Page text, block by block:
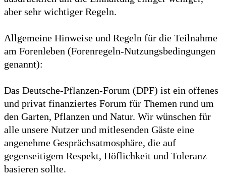
aber sehr wichtiger Regeln.
Allgemeine Hinweise und Regeln für die Teilnahme
am Forenleben (Forenregeln-Nutzungsbedingungen
genannt):
Das Deutsche-Pflanzen-Forum (DPF) ist ein offenes
und privat finanziertes Forum für Themen rund um
den Garten, Pflanzen und Natur. Wir wünschen für
alle unsere Nutzer und mitlesenden Gäste eine
angenehme Gesprächsatmosphäre, die auf
gegenseitigem Respekt, Höflichkeit und Toleranz
basieren sollte.